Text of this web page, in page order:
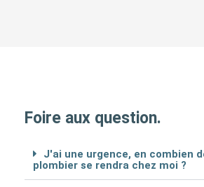
Foire aux question.
J'ai une urgence, en combien
plombier se rendra chez moi ?